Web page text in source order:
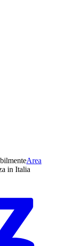
Area
in Italia